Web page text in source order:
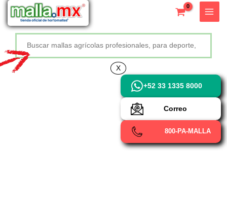
contenido
X
+52 800 726 2552
+52 33 1335 8000
Correo
800-PA-MALLA
X